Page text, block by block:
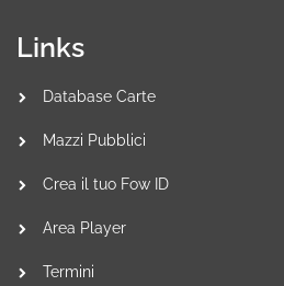
Links
Database Carte
Mazzi Pubblici
Crea il tuo Fow ID
Area Player
Termini